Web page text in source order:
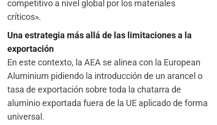
competitivo a nivel global por los materiales
críticos».
Una estrategia más allá de las limitaciones a la
exportación
En este contexto, la AEA se alinea con la European
Aluminium pidiendo la introducción de un arancel o
tasa de exportación sobre toda la chatarra de
aluminio exportada fuera de la UE aplicado de forma
universal.